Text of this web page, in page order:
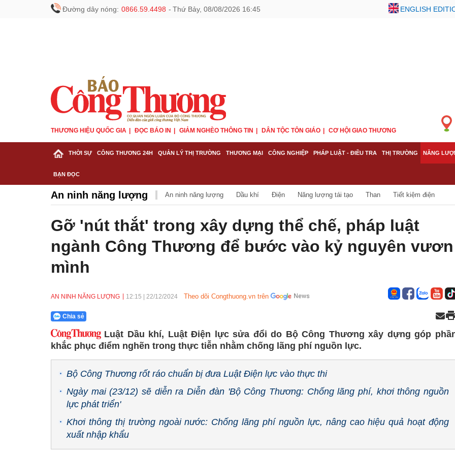
Đường dây nóng: 0866.59.4498 - Thứ Bảy, 08/08/2026 16:46 ENGLISH
THƯƠNG HIỆU QUỐC GIA ĐỌC BÁO IN GIẢM NGHÈO THÔNG TIN DÂN TỘC TÔN GIÁO CƠ HỘI GIAO THƯƠNG
THỜI SỰ CÔNG THƯƠNG 24H QUẢN LÝ THỊ TRƯỜNG THƯƠNG MẠI CÔNG NGHIỆP PHÁP LUẬT - ĐIỀU TRA THỊ TRƯỜNG NĂNG
BẠN ĐỌC
An ninh năng lượng An ninh năng lượng Dầu khí Điện Năng lượng tái tạo Than Tiết kiệm điện
Gỡ 'nút thắt' trong xây dựng thể chế, pháp luật
ngành Công Thương để bước vào kỷ nguyên vươn
mình
AN NINH NĂNG LƯỢNG 12:15 22/12/2024 Theo dõi Congthuong.vn trên
Chia sẻ
Luật Dầu khí, Luật Điện lực sửa đổi do Bộ Công Thương xây dựng góp
khắc phục điểm nghẽn trong thực tiễn nhằm chống lãng phí nguồn lực.
Bộ Công Thương rốt ráo chuẩn bị đưa Luật Điện lực vào thực thi
Ngày mai (23/12) sẽ diễn ra Diễn đàn 'Bộ Công Thương: Chống lãng phí, khơi thông nguồn
lực phát triển'
Khơi thông thị trường ngoài nước: Chống lãng phí nguồn lực, nâng cao hiệu quả hoạt động
xuất nhập khẩu